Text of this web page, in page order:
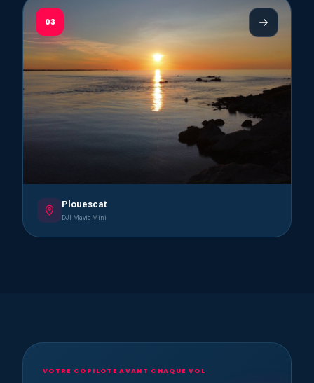
03
Plouescat
DJI Mavic Mini
VOTRE COPILOTE AVANT CHAQUE VOL